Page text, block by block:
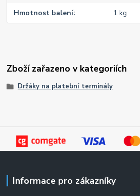
Hmotnost balení 1 kg
Zboží zařazeno v kategoriích
Držáky na platební terminály
Informace pro zákazníky